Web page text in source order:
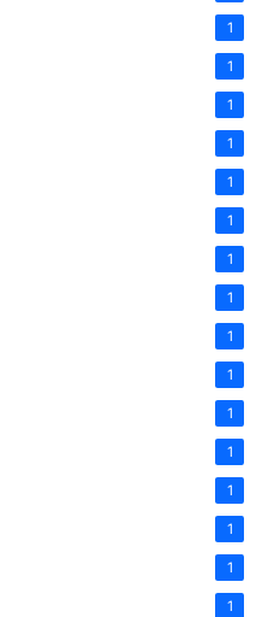
1
1
1
1
1
1
1
1
1
1
1
1
1
1
1
1